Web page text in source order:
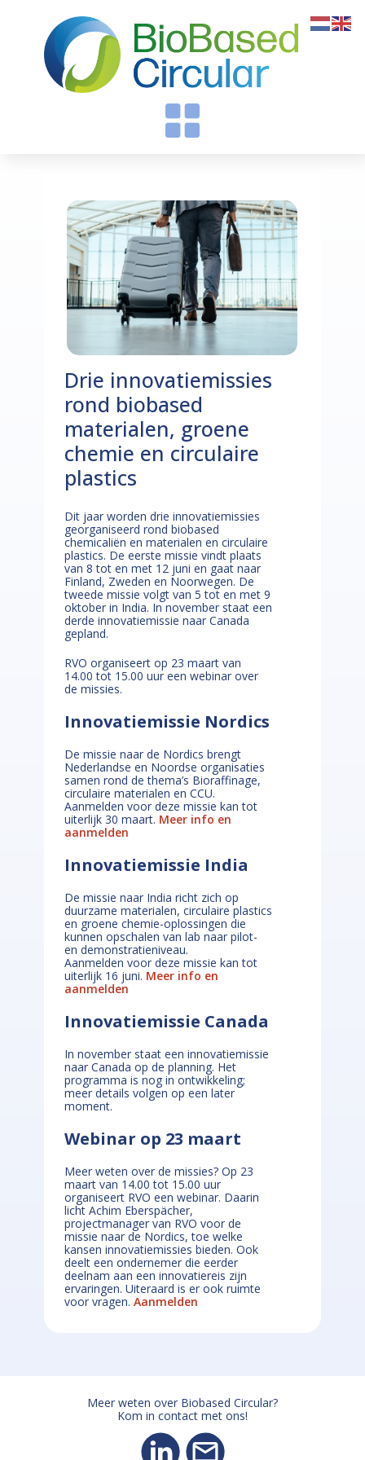
Drie innovatiemissies
rond biobased
materialen, groene
chemie en circulaire
plastics
Dit jaar worden drie innovatiemissies
georganiseerd rond biobased
chemicaliën en materialen en circulaire
plastics. De eerste missie vindt plaats
van 8 tot en met 12 juni en gaat naar
Finland, Zweden en Noorwegen. De
tweede missie volgt van 5 tot en met 9
oktober in India. In november staat een
derde innovatiemissie naar Canada
gepland.
RVO organiseert op 23 maart van
14.00 tot 15.00 uur een webinar over
de missies.
Innovatiemissie Nordics
De missie naar de Nordics brengt
Nederlandse en Noordse organisaties
samen rond de thema’s Bioraffinage,
circulaire materialen en CCU.
Aanmelden voor deze missie kan tot
uiterlijk 30 maart. Meer info en
aanmelden
Innovatiemissie India
De missie naar India richt zich op
duurzame materialen, circulaire plastics
en groene chemie-oplossingen die
kunnen opschalen van lab naar pilot-
en demonstratieniveau.
Aanmelden voor deze missie kan tot
uiterlijk 16 juni. Meer info en
aanmelden
Innovatiemissie Canada
In november staat een innovatiemissie
naar Canada op de planning. Het
programma is nog in ontwikkeling;
meer details volgen op een later
moment.
Webinar op 23 maart
Meer weten over de missies? Op 23
maart van 14.00 tot 15.00 uur
organiseert RVO een webinar. Daarin
licht Achim Eberspächer,
projectmanager van RVO voor de
missie naar de Nordics, toe welke
kansen innovatiemissies bieden. Ook
deelt een ondernemer die eerder
deelnam aan een innovatiereis zijn
ervaringen. Uiteraard is er ook ruimte
voor vragen. Aanmelden
Meer weten over Biobased Circular?
Kom in contact met ons!